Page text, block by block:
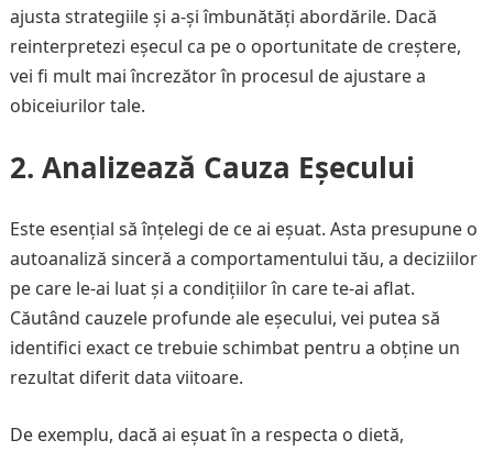
ajusta strategiile și a-și îmbunătăți abordările. Dacă
reinterpretezi eșecul ca pe o oportunitate de creștere,
vei fi mult mai încrezător în procesul de ajustare a
obiceiurilor tale.
2. Analizează Cauza Eșecului
Este esențial să înțelegi de ce ai eșuat. Asta presupune o
autoanaliză sinceră a comportamentului tău, a deciziilor
pe care le-ai luat și a condițiilor în care te-ai aflat.
Căutând cauzele profunde ale eșecului, vei putea să
identifici exact ce trebuie schimbat pentru a obține un
rezultat diferit data viitoare.
De exemplu, dacă ai eșuat în a respecta o dietă,